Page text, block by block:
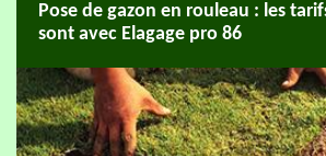
Pose de gazon en rouleau : les
sont avec Elagage pro 86